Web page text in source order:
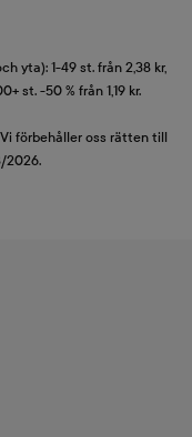
yta): 1-49 st. från 2,38 kr,
st. -50 % från 1,19 kr.
förbehåller oss rätten till
2026.